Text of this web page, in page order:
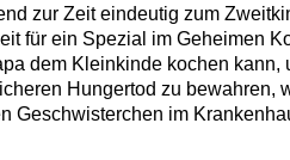
zur Zeit eindeutig zum
für ein Spezial im Geheimen
dem Kleinkinde kochen kann,
Hungertod zu bewahren,
Geschwisterchen im